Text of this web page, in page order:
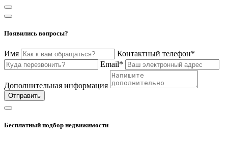
Появились вопросы?
Имя
Контактный телефон*
Email*
Дополнительная информация
Отправить
Бесплатный подбор недвижимости